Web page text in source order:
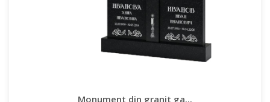
Monument din granit ga...